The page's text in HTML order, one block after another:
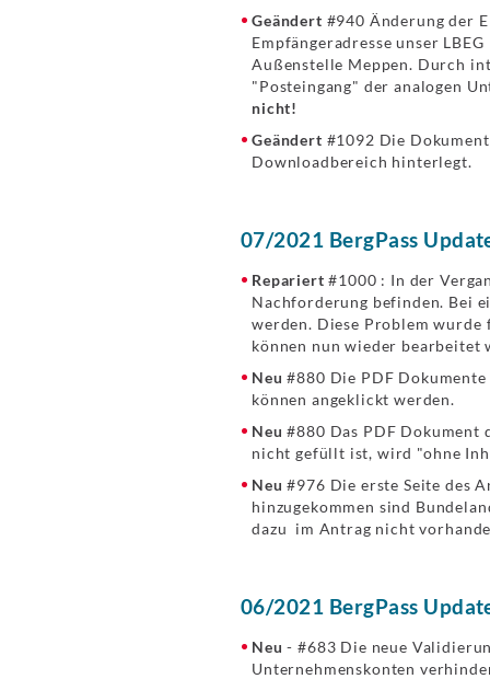
Geändert #940 Änderung der
Empfängeradresse unser
Außenstelle Meppen. Durch
"Posteingang" der analogen
nicht!
Geändert #1092 Die
Downloadbereich hinterlegt.
07/2021 BergPass
Repariert #1000 : In der
Nachforderung befinden. Bei
werden. Diese Problem
können nun wieder bearbeitet
Neu #880 Die PDF
können angeklickt werden.
Neu #880 Das PDF
nicht gefüllt ist, wird "ohne
Neu #976 Die erste Seite des
hinzugekommen sind
dazu im Antrag nicht
06/2021 BergPass
Neu - #683 Die neue
Unternehmenskonten